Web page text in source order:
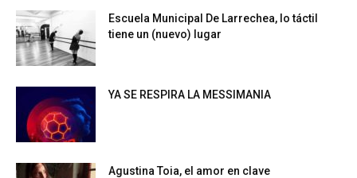
Escuela Municipal De Larrechea, lo táctil
tiene un (nuevo) lugar
YA SE RESPIRA LA MESSIMANIA
Agustina Toia, el amor en clave